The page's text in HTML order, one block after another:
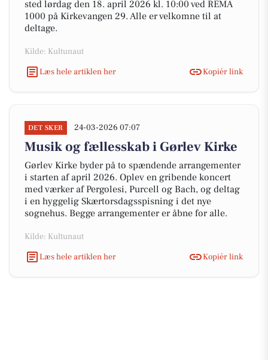
sted lørdag den 18. april 2026 kl. 10:00 ved REMA
1000 på Kirkevangen 29. Alle er velkomne til at
deltage.
Kilde: Kultunaut
Læs hele artiklen her
Kopiér link
DET SKER 24-03-2026 07:07
Musik og fællesskab i Gørlev Kirke
Gørlev Kirke byder på to spændende arrangementer
i starten af april 2026. Oplev en gribende koncert
med værker af Pergolesi, Purcell og Bach, og deltag
i en hyggelig Skærtorsdagsspisning i det nye
sognehus. Begge arrangementer er åbne for alle.
Kilde: Kultunaut
Læs hele artiklen her
Kopiér link